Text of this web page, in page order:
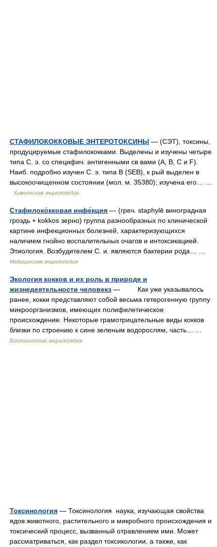
СТАФИЛОКОККОВЫЕ ЭНТЕРОТОКСИНЫ — (СЭТ), токсины,
продуцируемые стафилококками. Выделены и изучены четыре
типа С. э. со специфич. антигенными св вами (А, В, С и F).
Наиб. подробно изучен С. э. типа В (SEB), к рый выделен в
высокоочищенном состоянии (мол. м. 35380); изучена его… …
Химическая энциклопедия
Стафилоко́кковая инфе́кция — (греч. staphylē виноградная
гроздь + kokkos зерно) группа разнообразных по клинической
картине инфекционных болезней, характеризующихся
наличием гнойно воспалительных очагов и интоксикацией.
Этиология. Возбудителем С. и. являются бактерии рода… …
Медицинская энциклопедия
Экология кокков и их роль в природе и
жизнедеятельности человекз — Как уже указывалось
ранее, кокки представляют собой весьма гетерогенную группу
микроорганизмов, имеющих полифилетическое
происхождение. Некоторые грамотрицательные виды кокков
близки по строению к сине зеленым водорослям, часть… …
Биологическая энциклопедия
Токсинология — Токсинология наука, изучающая свойства
ядов животного, растительного и микробного происхождения и
токсический процесс, вызванный отравлением ими. Может
рассматриваться, как раздел токсикологии, а также, как